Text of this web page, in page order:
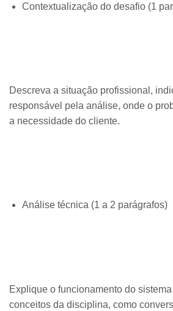
Contextualização do desafio (1
Descreva a situação profissional,
responsável pela análise, onde o
a necessidade do cliente.
Análise técnica (1 a 2 parágrafos)
Explique o funcionamento do
conceitos da disciplina, como